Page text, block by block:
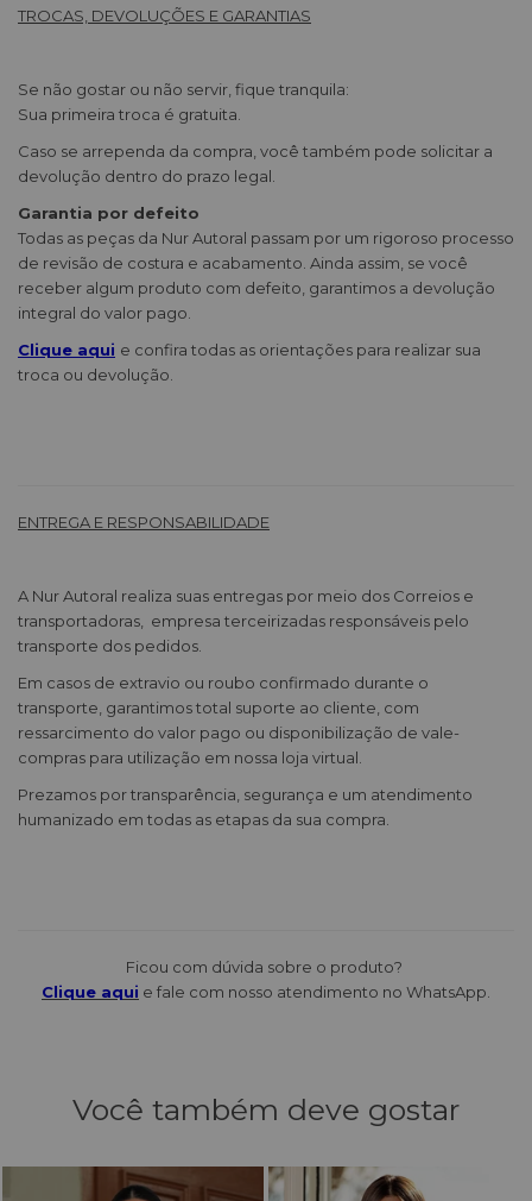
TROCAS, DEVOLUÇÕES E GARANTIAS
Se não gostar ou não servir, fique tranquila:
Sua primeira troca é gratuita.
Caso se arrependa da compra, você também pode solicitar a
devolução dentro do prazo legal.
Garantia por defeito
Todas as peças da Nur Autoral passam por um rigoroso processo
de revisão de costura e acabamento. Ainda assim, se você
receber algum produto com defeito, garantimos a devolução
integral do valor pago.
Clique aqui e confira todas as orientações para realizar sua
troca ou devolução.
ENTREGA E RESPONSABILIDADE
A Nur Autoral realiza suas entregas por meio dos Correios e
transportadoras, empresa terceirizadas responsáveis pelo
transporte dos pedidos.
Em casos de extravio ou roubo confirmado durante o
transporte, garantimos total suporte ao cliente, com
ressarcimento do valor pago ou disponibilização de vale-
compras para utilização em nossa loja virtual.
Prezamos por transparência, segurança e um atendimento
humanizado em todas as etapas da sua compra.
Ficou com dúvida sobre o produto?
Clique aqui e fale com nosso atendimento no WhatsApp.
Você também deve gostar